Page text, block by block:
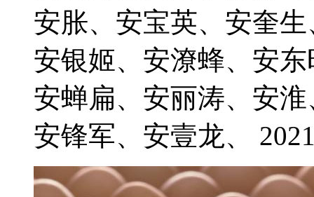
安胀、安宝英、安奎
安银姬、安潦蜂、安
安蝉扁、安丽涛、安
安锋军、安壹龙、